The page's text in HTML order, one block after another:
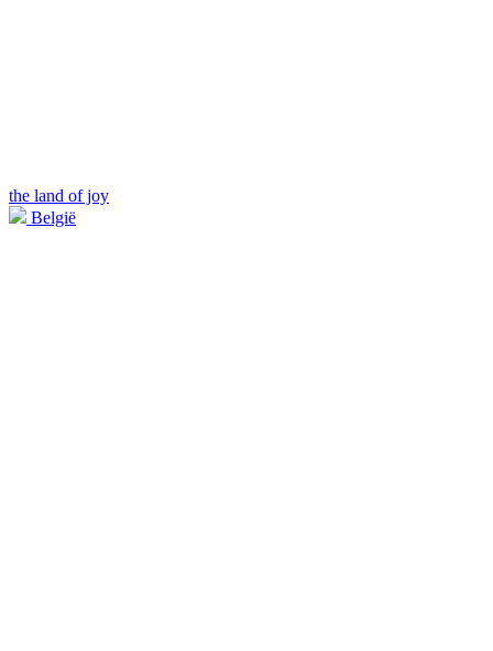
the land of joy
België